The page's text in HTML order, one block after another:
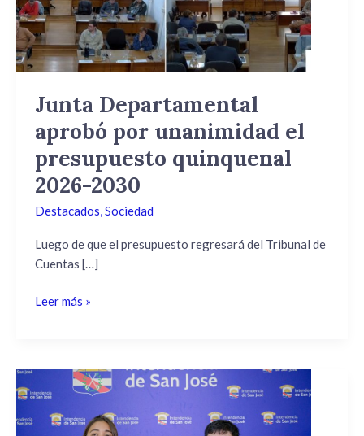
Junta Departamental
aprobó por unanimidad el
presupuesto quinquenal
2026-2030
Destacados,Sociedad
Luego de que el presupuesto regresará del Tribunal de
Cuentas […]
el
presupuesto
quinquenal
2026-
Leer más »
Talleres
lúdicos,